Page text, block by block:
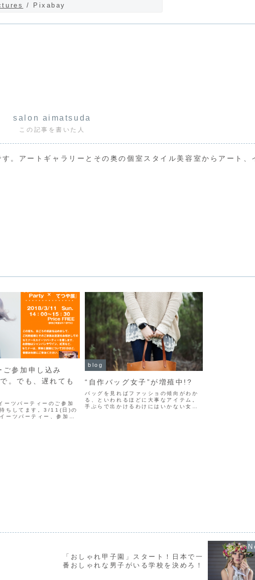
/ Pixabay
salon aimatsuda
この記事を書いた人
。アートギャラリーとその奥の個室スタイル美容室からアート、
ご参加申し込み
。でも、遅れても
ーツパーティーのご参加
ちしてます。3/11(日)の
ーツパーティー、参加申
blog
“自作バッグ女子”が増殖中!?
バッグを見ればファッショの傾向がわか
る、といわれるほどに大事なアイテム。
手ぶらで出かけるわけにはいかない女性
「おしゃれ甲子園」スタート！日本で一
番おしゃれな男子がいる学校を決めろ！